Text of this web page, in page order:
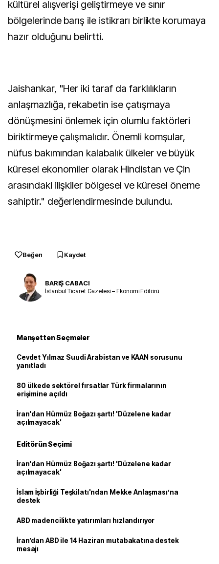
kültürel alışverişi geliştirmeye ve sınır
bölgelerinde barış ile istikrarı birlikte korumaya
hazır olduğunu belirtti.
Jaishankar, "Her iki taraf da farklılıkların
anlaşmazlığa, rekabetin ise çatışmaya
dönüşmesini önlemek için olumlu faktörleri
biriktirmeye çalışmalıdır. Önemli komşular,
nüfus bakımından kalabalık ülkeler ve büyük
küresel ekonomiler olarak Hindistan ve Çin
arasındaki ilişkiler bölgesel ve küresel öneme
sahiptir." değerlendirmesinde bulundu.
Beğen Kaydet
BARIŞ CABACI
İstanbul Ticaret Gazetesi – Ekonomi Editörü
Manşetten Seçmeler
Cevdet Yılmaz Suudi Arabistan ve KAAN sorusunu
yanıtladı
80 ülkede sektörel fırsatlar Türk firmalarının
erişimine açıldı
İran'dan Hürmüz Boğazı şartı! 'Düzelene kadar
açılmayacak'
Editörün Seçimi
İran'dan Hürmüz Boğazı şartı! 'Düzelene kadar
açılmayacak'
İslam İşbirliği Teşkilatı'ndan Mekke Anlaşması’na
destek
ABD madencilikte yatırımları hızlandırıyor
İran’dan ABD ile 14 Haziran mutabakatına destek
mesajı